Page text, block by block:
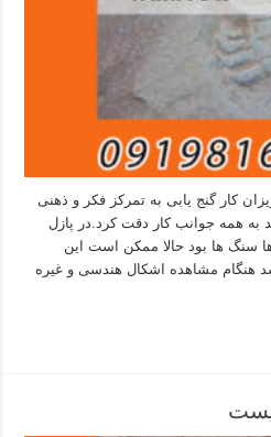
کار گنج یابی به تمرکز فکر و ذهنی
به همه جوانب کار دقت کرد.در پازل
سنگ ها بود حالا ممکن است این
هنگام مشاهده اشکال هندسی و غیره